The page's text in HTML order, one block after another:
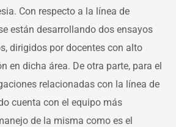
Con respecto a la línea de
están desarrollando dos ensayos
dirigidos por docentes con alto
en dicha área. De otra parte, para el
relacionadas con la línea de
cuenta con el equipo más
de la misma como es el